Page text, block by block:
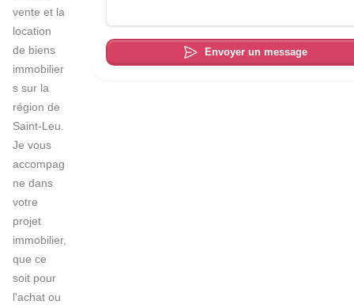
vente et la
location
de biens
immobilier
s sur la
région de
Saint-Leu.
Je vous
accompag
ne dans
votre
projet
immobilier,
que ce
soit pour
l'achat ou
Envoyer un message